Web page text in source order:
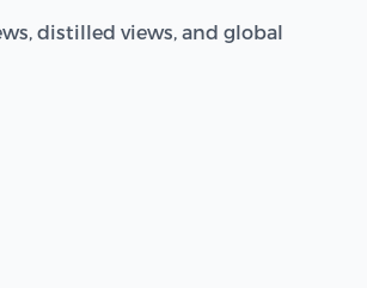
distilled views, and global